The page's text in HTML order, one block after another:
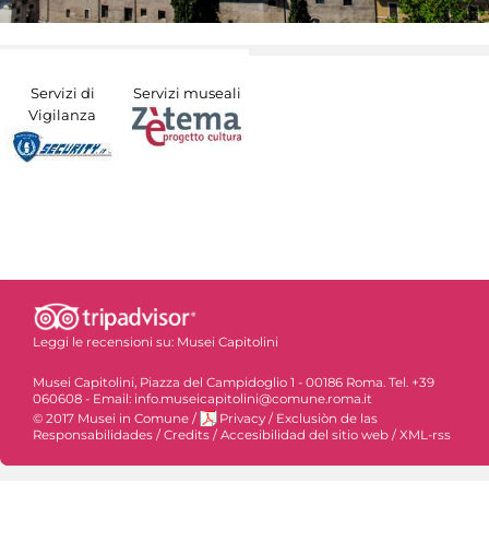
Servizi di
Vigilanza
Servizi museali
Leggi le recensioni su: Musei Capitolini
Musei Capitolini, Piazza del Campidoglio 1 - 00186 Roma. Tel. +39
060608 - Email: info.museicapitolini@comune.roma.it
© 2017 Musei in Comune / Privacy / Exclusiòn de las
Responsabilidades / Credits / Accesibilidad del sitio web / XML-rss